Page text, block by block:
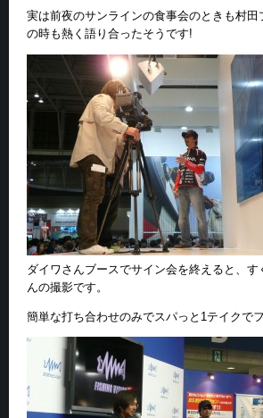
実は前夜のサンラインの食事会のときも村田
の時も熱く語り合ったそうです!
ダイワさんブースでサイン会を終えると、す
んの撮影です。
簡単な打ち合わせのみでスパっと1テイクで